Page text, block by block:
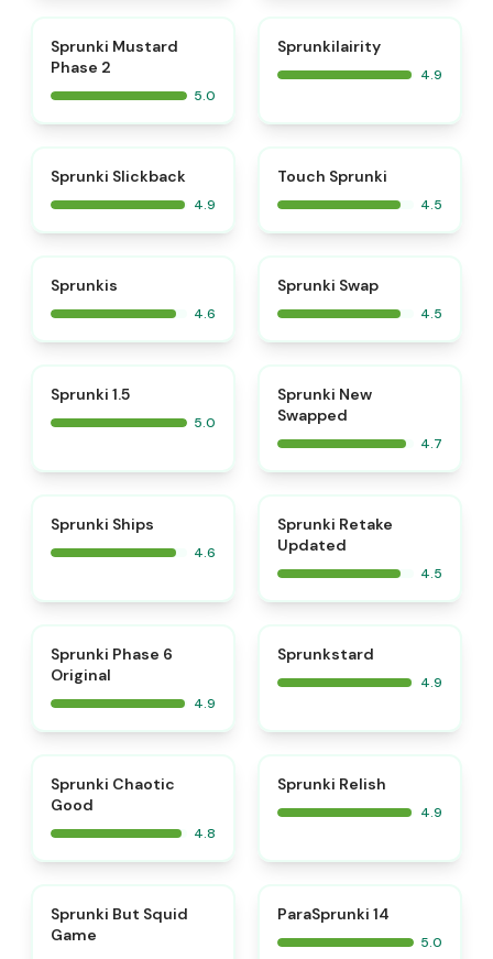
Sprunki Mustard
Phase 2
5.0
Sprunkilairity
4.9
Sprunki Slickback
4.9
Touch Sprunki
4.5
Sprunkis
4.6
Sprunki Swap
4.5
Sprunki 1.5
5.0
Sprunki New
Swapped
4.7
Sprunki Ships
4.6
Sprunki Retake
Updated
4.5
Sprunki Phase 6
Original
4.9
Sprunkstard
4.9
Sprunki Chaotic
Good
4.8
Sprunki Relish
4.9
Sprunki But Squid
Game
ParaSprunki 14
5.0